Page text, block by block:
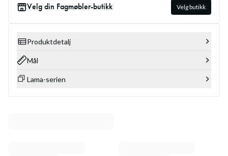
Velg din Fagmøbler-butikk Velg butikk
Produktdetalj
Mål
Lama-serien